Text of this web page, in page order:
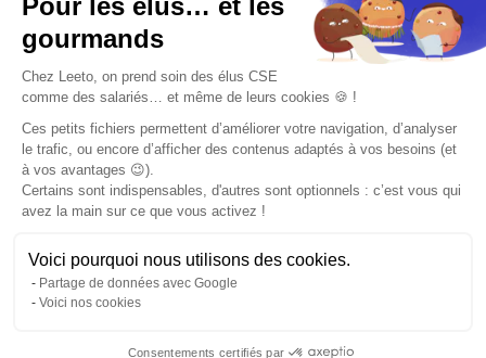
Plateforme CSE simplifiée, comptes pro et avantages
salariés
Rejoignez-nous
gourmands
Chez Leeto, on prend soin des élus CSE
comme des salariés… et même de leurs cookies 🍪 !
Ces petits fichiers permettent d’améliorer votre navigation, d’analyser
le trafic, ou encore d’afficher des contenus adaptés à vos besoins (et
à vos avantages 😉).
Certains sont indispensables, d'autres sont optionnels : c’est vous qui
avez la main sur ce que vous activez !
Voici pourquoi nous utilisons des cookies.
Partage de données avec Google
Voici nos cookies
Consentements certifiés par